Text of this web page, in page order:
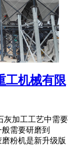
工机械有限
灰加工工艺中需要
需要研磨到
粉机是新升级版